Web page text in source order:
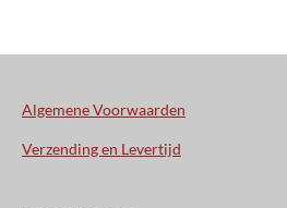
Algemene Voorwaarden
Verzending en Levertijd